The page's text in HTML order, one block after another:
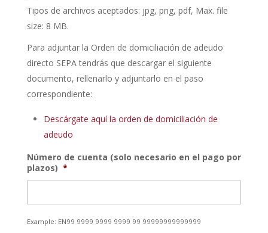
Tipos de archivos aceptados: jpg, png, pdf, Max. file
size: 8 MB.
Para adjuntar la Orden de domiciliación de adeudo
directo SEPA tendrás que descargar el siguiente
documento, rellenarlo y adjuntarlo en el paso
correspondiente:
Descárgate aquí la orden de domiciliación de
adeudo
Número de cuenta (solo necesario en el pago por
plazos) *
Example: EN99 9999 9999 9999 99 99999999999999